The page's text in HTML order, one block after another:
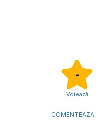
-
Votează
COMENTEAZA